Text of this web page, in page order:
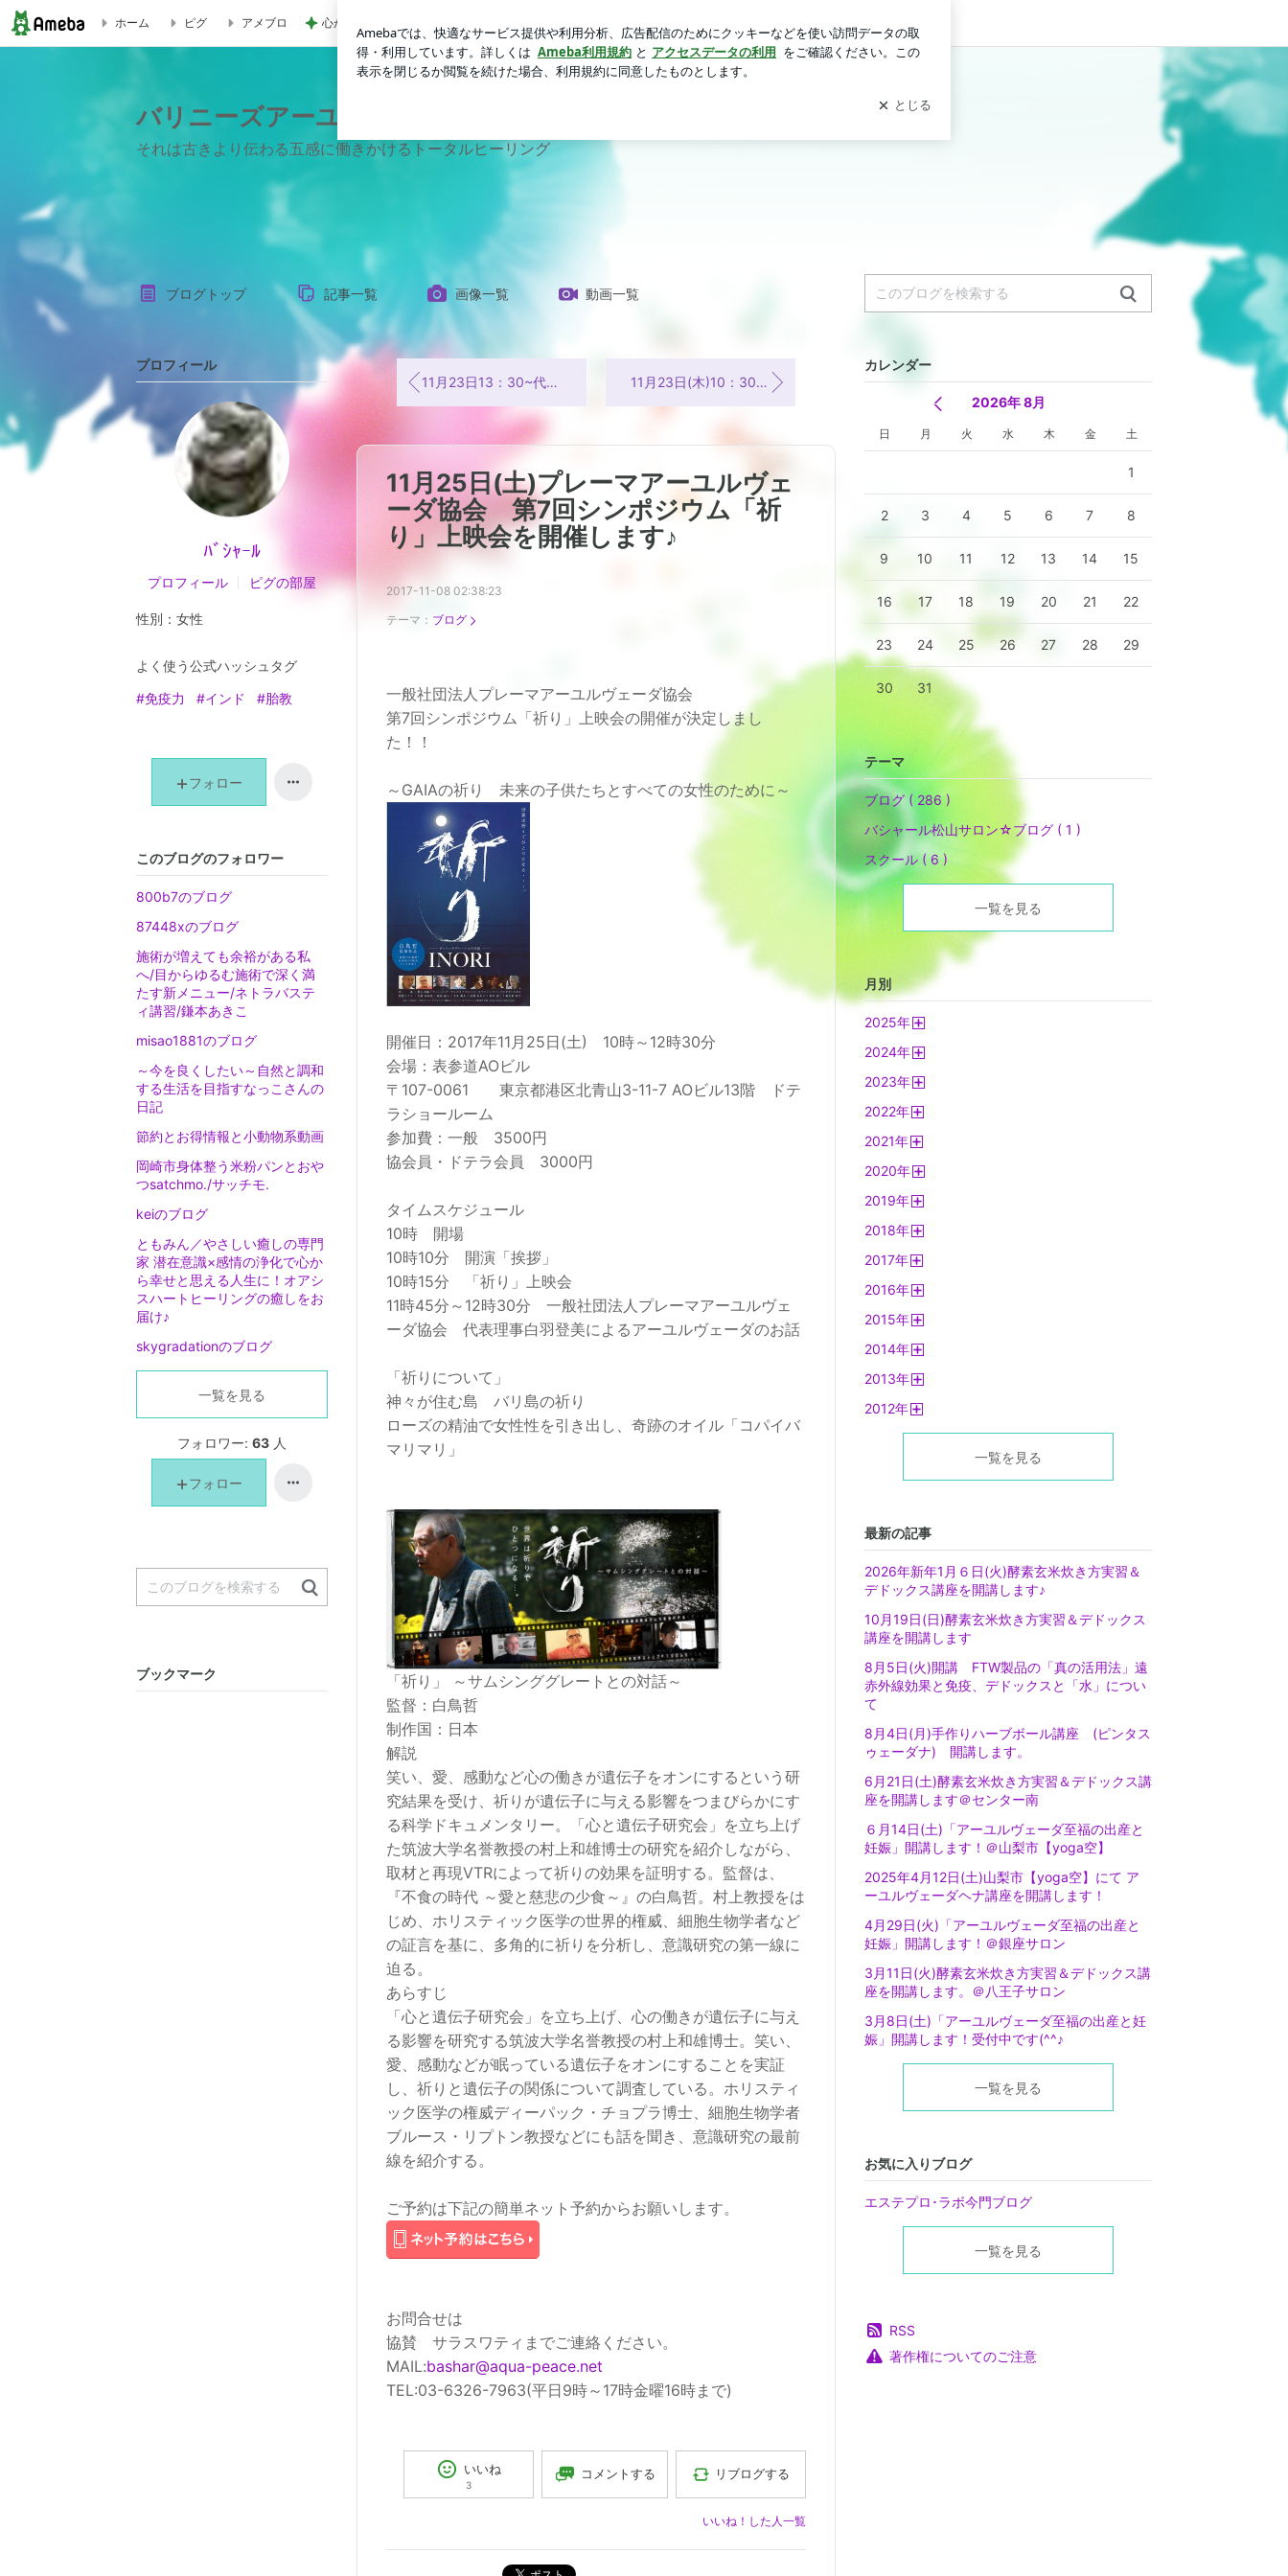
11月25日(土)プレーマアーユルヴェーダ協会 第7回シンポジウム「祈り」上映会を開催します♪ | バリニーズアーユルヴェーダ サラスワティ
ホーム ピグ アメブロ 心が救われたママ友の優しい一言 ログイン
バリニーズアーユルヴェーダ サラスワティ
それは古きより伝わる五感に働きかけるトータルヒーリング
ブログトップ 記事一覧 画像一覧 動画一覧
11月23日13：30~代官山サロン メディカルアロマで石鹸作り♪受付中 11月23日(木)10：30～ doterraアロマヨガ開催します♪ ＠代官山サロン
11月25日(土)プレーマアーユルヴェ
ーダ協会 第7回シンポジウム「祈
り」上映会を開催します♪
2017-11-08 02:38:23
テーマ： ブログ
一般社団法人プレーマアーユルヴェーダ協会
第7回シンポジウム「祈り」上映会の開催が決定しまし
た！！
～GAIAの祈り 未来の子供たちとすべての女性のために～
開催日：2017年11月25日(土) 10時～12時30分
会場：表参道AOビル
〒107-0061 東京都港区北青山3-11-7 AOビル13階 ドテ
ラショールーム
参加費：一般 3500円
協会員・ドテラ会員 3000円
タイムスケジュール
10時 開場
10時10分 開演「挨拶」
10時15分 「祈り」上映会
11時45分～12時30分 一般社団法人プレーマアーユルヴェ
ーダ協会 代表理事白羽登美によるアーユルヴェーダのお話
「祈りについて」
神々が住む島 バリ島の祈り
ローズの精油で女性性を引き出し、奇跡のオイル「コパイバ
マリマリ」
「祈り」 ～サムシンググレートとの対話～
監督：白鳥哲
制作国：日本
解説
笑い、愛、感動など心の働きが遺伝子をオンにするという研
究結果を受け、祈りが遺伝子に与える影響をつまびらかにす
る科学ドキュメンタリー。「心と遺伝子研究会」を立ち上げ
た筑波大学名誉教授の村上和雄博士の研究を紹介しながら、
取材と再現VTRによって祈りの効果を証明する。監督は、
『不食の時代 ～愛と慈悲の少食～』の白鳥哲。村上教授をは
じめ、ホリスティック医学の世界的権威、細胞生物学者など
の証言を基に、多角的に祈りを分析し、意識研究の第一線に
迫る。
あらすじ
「心と遺伝子研究会」を立ち上げ、心の働きが遺伝子に与え
る影響を研究する筑波大学名誉教授の村上和雄博士。笑い、
愛、感動などが眠っている遺伝子をオンにすることを実証
し、祈りと遺伝子の関係について調査している。ホリスティ
ック医学の権威ディーパック・チョプラ博士、細胞生物学者
ブルース・リプトン教授などにも話を聞き、意識研究の最前
線を紹介する。
ご予約は下記の簡単ネット予約からお願いします。
お問合せは
協賛 サラスワティまでご連絡ください。
MAIL:bashar@aqua-peace.net
TEL:03-6326-7963(平日9時～17時金曜16時まで)
いいね
3
コメントする リブログする
いいね！した人一覧
カレンダー
2026年 8月
日 月 火 水 木 金 土
1
2 3 4 5 6 7 8
9 10 11 12 13 14 15
16 17 18 19 20 21 22
23 24 25 26 27 28 29
30 31
テーマ
ブログ ( 286 )
バシャール松山サロン☆ブログ ( 1 )
スクール ( 6 )
一覧を見る
月別
2025年
2024年
2023年
2022年
2021年
2020年
2019年
2018年
2017年
2016年
2015年
2014年
2013年
2012年
一覧を見る
最新の記事
2026年新年1月６日(火)酵素玄米炊き方実習＆
デドックス講座を開講します♪
10月19日(日)酵素玄米炊き方実習＆デドックス
講座を開講します
8月5日(火)開講 FTW製品の「真の活用法」遠
赤外線効果と免疫、デドックスと「水」につい
て
8月4日(月)手作りハーブボール講座 (ピンタス
ゥェーダナ) 開講します。
6月21日(土)酵素玄米炊き方実習＆デドックス講
座を開講します＠センター南
６月14日(土)「アーユルヴェーダ至福の出産と
妊娠」開講します！＠山梨市【yoga空】
2025年4月12日(土)山梨市【yoga空】にて ア
ーユルヴェーダヘナ講座を開講します！
4月29日(火)「アーユルヴェーダ至福の出産と
妊娠」開講します！＠銀座サロン
3月11日(火)酵素玄米炊き方実習＆デドックス講
座を開講します。＠八王子サロン
3月8日(土)「アーユルヴェーダ至福の出産と妊
娠」開講します！受付中です(^^♪
一覧を見る
お気に入りブログ
エステプロ･ラボ今門ブログ
一覧を見る
RSS
著作権についてのご注意
プロフィール
ﾊﾞｼｬｰﾙ
プロフィール ピグの部屋
性別： 女性
よく使う公式ハッシュタグ
#免疫力 #インド #胎教
フォロー
このブログのフォロワー
800b7のブログ
87448xのブログ
施術が増えても余裕がある私
へ/目からゆるむ施術で深く満
たす新メニュー/ネトラバステ
ィ講習/鎌本あきこ
misao1881のブログ
～今を良くしたい～自然と調和
する生活を目指すなっこさんの
日記
節約とお得情報と小動物系動画
岡崎市身体整う米粉パンとおや
つsatchmo./サッチモ.
keiのブログ
ともみん／やさしい癒しの専門
家 潜在意識×感情の浄化で心か
ら幸せと思える人生に！オアシ
スハートヒーリングの癒しをお
届け♪
skygradationのブログ
一覧を見る
フォロワー: 63 人
フォロー
ブックマーク